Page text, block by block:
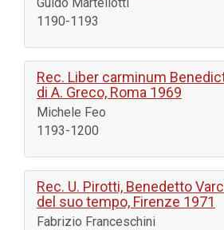
1190-1193
Rec. Liber carminum
di A. Greco, Roma 1969
Michele Feo
1193-1200
Rec. U. Pirotti, Benedetto
del suo tempo, Firenze 1971
Fabrizio Franceschini